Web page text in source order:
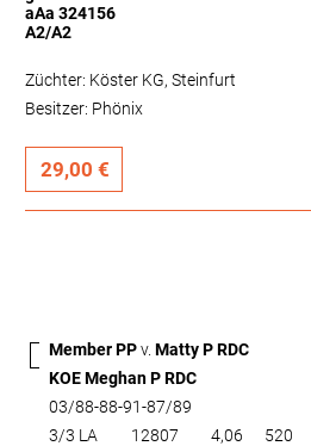
aAa 324156
A2/A2
Züchter: Köster KG, Steinfurt
Besitzer: Phönix
29,00 €
Member PPv. Matty P RDC
KOE Meghan P RDC
03/88-88-91-87/89
3/3 LA
12807 4,06 520